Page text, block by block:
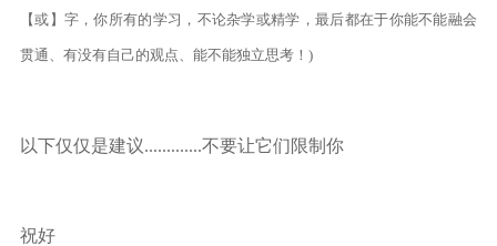
【或】字，你所有的学习，不论杂学或精学，最后都在于你能不能融会
贯通、有没有自己的观点、能不能独立思考！)
以下仅仅是建议.............不要让它们限制你
祝好